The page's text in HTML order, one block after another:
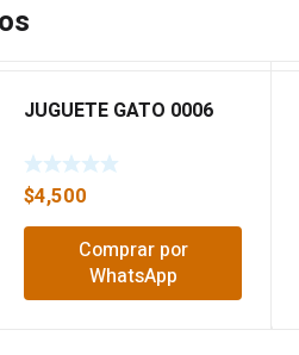
JUGUETE GATO 0006
$4,500
Comprar por
WhatsApp